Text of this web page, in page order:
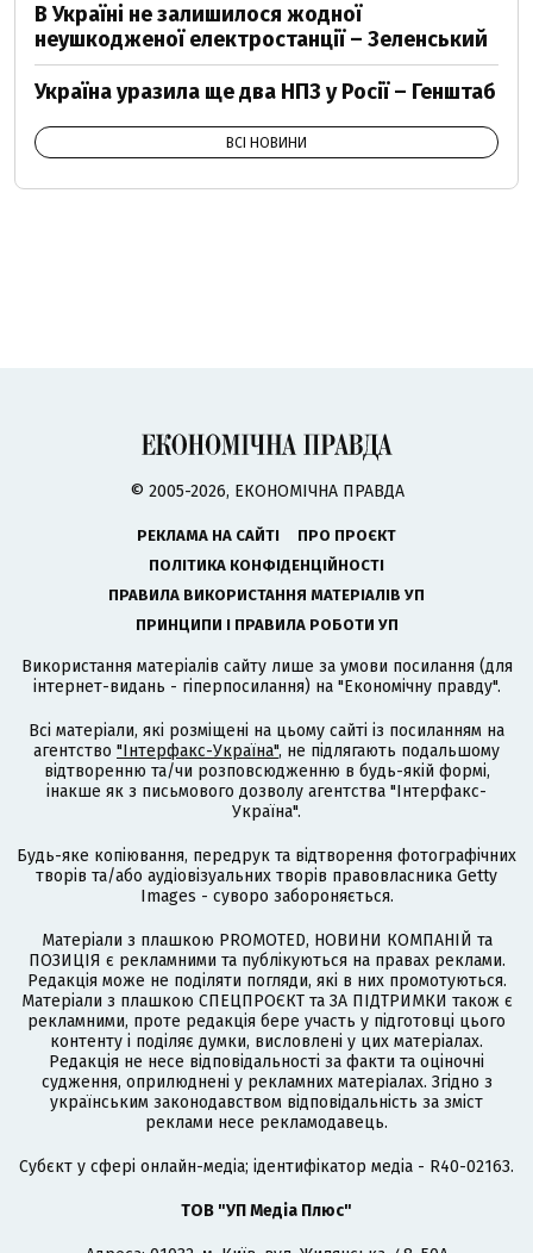
В Україні не залишилося жодної
неушкодженої електростанції – Зеленський
Україна уразила ще два НПЗ у Росії – Генштаб
ВСІ НОВИНИ
© 2005-2026, ЕКОНОМІЧНА ПРАВДА
РЕКЛАМА НА САЙТІ
ПРО ПРОЄКТ
ПОЛІТИКА КОНФІДЕНЦІЙНОСТІ
ПРАВИЛА ВИКОРИСТАННЯ МАТЕРІАЛІВ УП
ПРИНЦИПИ І ПРАВИЛА РОБОТИ УП
Використання матеріалів сайту лише за умови посилання (для
інтернет-видань - гіперпосилання) на "Економічну правду".
Всі матеріали, які розміщені на цьому сайті із посиланням на
агентство "Інтерфакс-Україна", не підлягають подальшому
відтворенню та/чи розповсюдженню в будь-якій формі,
інакше як з письмового дозволу агентства "Інтерфакс-
Україна".
Будь-яке копіювання, передрук та відтворення фотографічних
творів та/або аудіовізуальних творів правовласника Getty
Images - суворо забороняється.
Матеріали з плашкою PROMOTED, НОВИНИ КОМПАНІЙ та
ПОЗИЦІЯ є рекламними та публікуються на правах реклами.
Редакція може не поділяти погляди, які в них промотуються.
Матеріали з плашкою СПЕЦПРОЄКТ та ЗА ПІДТРИМКИ також є
рекламними, проте редакція бере участь у підготовці цього
контенту і поділяє думки, висловлені у цих матеріалах.
Редакція не несе відповідальності за факти та оціночні
судження, оприлюднені у рекламних матеріалах. Згідно з
українським законодавством відповідальність за зміст
реклами несе рекламодавець.
Cубєкт у сфері онлайн-медіа; ідентифікатор медіа - R40-02163.
ТОВ "УП Медіа Плюс"